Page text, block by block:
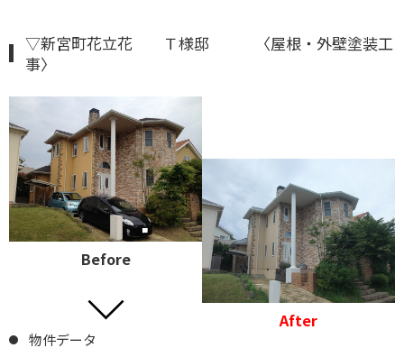
▽新宮町花立花 Ｔ様邸 〈屋根・外壁塗装工
事〉
Before
After
物件データ